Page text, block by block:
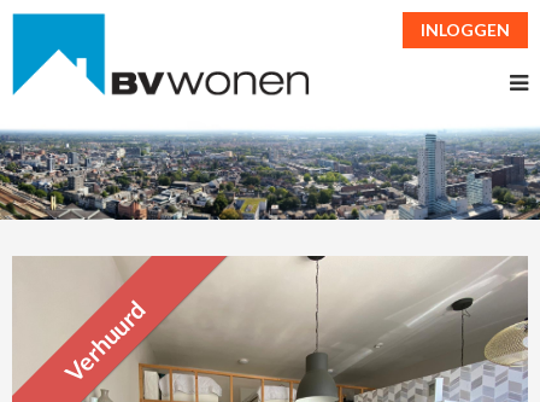
INLOGGEN
Verhuurd